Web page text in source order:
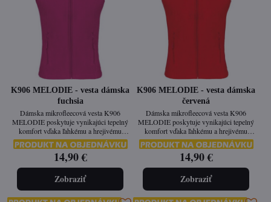
K906 MELODIE - vesta dámska
fuchsia
Dámska mikrofleecová vesta K906
MELODIE poskytuje vynikajúci tepelný
komfort vďaka ľahkému a hrejivému
materiálu s protižmolkovou úpravou.
Vypasovaný strih zaručuje ženskú eleganciu
a pohodlie pri práci aj vo voľnom čase.
14,90 €
Zobraziť
K906 MELODIE - vesta dámska
červená
Dámska mikrofleecová vesta K906
MELODIE poskytuje vynikajúci tepelný
komfort vďaka ľahkému a hrejivému
materiálu s protižmolkovou úpravou.
Vypasovaný strih zaručuje ženskú eleganciu
a pohodlie pri práci aj vo voľnom čase.
14,90 €
Zobraziť